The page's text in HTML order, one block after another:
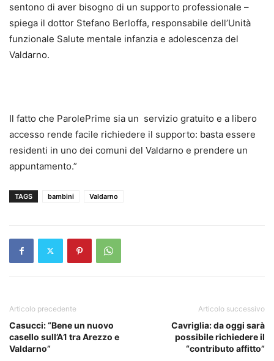
sentono di aver bisogno di un supporto professionale –
spiega il dottor Stefano Berloffa, responsabile dell’Unità
funzionale Salute mentale infanzia e adolescenza del
Valdarno.
Il fatto che ParolePrime sia un servizio gratuito e a libero
accesso rende facile richiedere il supporto: basta essere
residenti in uno dei comuni del Valdarno e prendere un
appuntamento.”
TAGS bambini Valdarno
Articolo precedente
Casucci: “Bene un nuovo
casello sull’A1 tra Arezzo e
Valdarno”
Articolo successivo
Cavriglia: da oggi sarà
possibile richiedere il
“contributo affitto”